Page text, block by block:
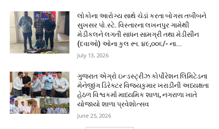
લોકોના આરોગ્ય સાથે ચેડાં કરતા બોગસ તબીબને
સુખસર પો.સ્ટે. વિસ્તારના લખનપુર ગામેથી
મેડીકલને લગતી સાધન સામગ્રી તથા મેડીસીન
(દવાઓ) ઓના કુલ રૂા. ૪૯,૦૦૬/- ના...
July 13, 2026
ગુજરાત એગ્રો ઇન્ડસ્ટ્રીઝ કોર્પોરેશન લિમિટેડના
મેનેજીંગ ડિરેક્ટર વિજયકુમાર ખરાડીની અધ્યક્ષતા
હેઠળ વિશ્વકર્મા માધ્યમિક શાળા, નગરાળા ખાતે
યોજાયો શાળા પ્રવેશોત્સવ
June 25, 2026